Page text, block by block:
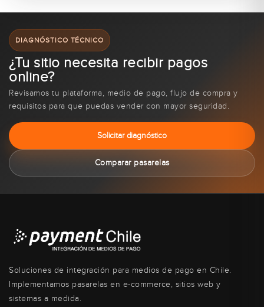
DIAGNÓSTICO TÉCNICO
¿Tu sitio necesita recibir pagos
online?
Revisamos tu plataforma, medio de pago, flujo de compra y
requisitos para que puedas vender con mayor seguridad.
Solicitar diagnóstico
Comparar pasarelas
Soluciones de integración para medios de pago en Chile.
Implementamos pasarelas en e-commerce, sitios web y
sistemas a medida.